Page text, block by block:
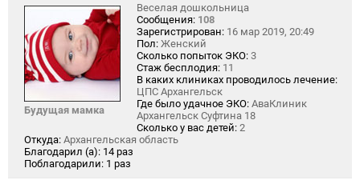
Будущая мамка
Веселая дошкольница
Сообщения: 108
Зарегистрирован: 16 мар 2019, 20:49
Пол: Женский
Сколько попыток ЭКО: 3
Стаж бесплодия: 11
В каких клиниках проводилось лечение:
ЦПС Архангельск
Где было удачное ЭКО: АваКлиник
Архангельск Суфтина 18
Сколько у вас детей: 2
Откуда: Архангельская область
Благодарил (а): 14 раз
Поблагодарили: 1 раз